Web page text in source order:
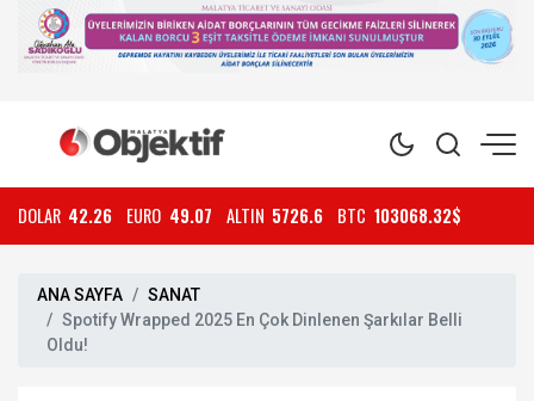
DOLAR 42.26 EURO 49.07 ALTIN 5726.6 BTC 103068.32$
ANA SAYFA
SANAT
Spotify Wrapped 2025 En Çok Dinlenen Şarkılar Belli
Oldu!